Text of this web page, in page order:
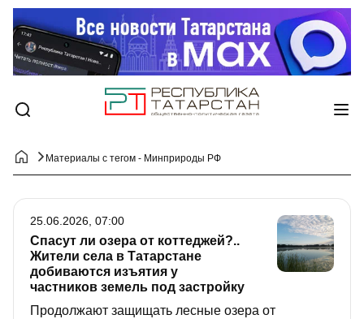
Материалы с тегом - Минприроды РФ
Спасут ли озера от коттеджей?..
Жители села в Татарстане
добиваются изъятия у
частников земель под застройку
Продолжают защищать лесные озера от
25.06.2026, 07:00